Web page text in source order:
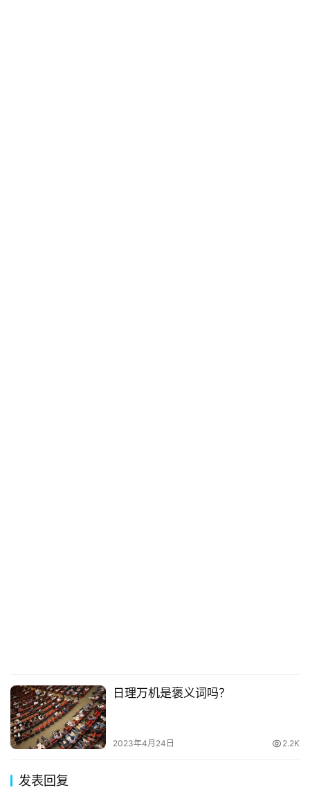
日理万机是褒义词吗？
2023年4月24日 2.2K
发表回复